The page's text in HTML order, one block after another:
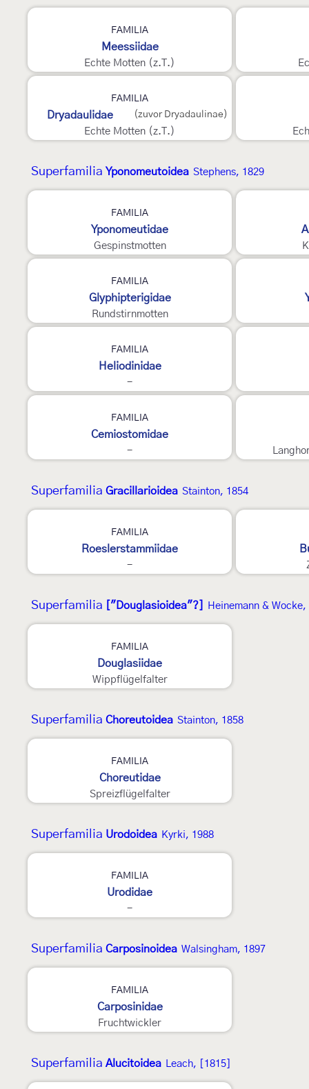
FAMILIA
Meessiidae
Echte Motten (z.T.)
FAMILIA
Dryadaulidae (zuvor Dryadaulinae)
Echte Motten (z.T.)
Superfamilia Yponomeutoidea Stephens, 1829
FAMILIA
Yponomeutidae
Gespinstmotten
FAMILIA
Glyphipterigidae
Rundstirnmotten
FAMILIA
Heliodinidae
-
FAMILIA
Cemiostomidae
-
Superfamilia Gracillarioidea Stainton, 1854
FAMILIA
Roeslerstammiidae
-
Superfamilia ["Douglasioidea"?] Heinemann & Wocke,
FAMILIA
Douglasiidae
Wippflügelfalter
Superfamilia Choreutoidea Stainton, 1858
FAMILIA
Choreutidae
Spreizflügelfalter
Superfamilia Urodoidea Kyrki, 1988
FAMILIA
Urodidae
-
Superfamilia Carposinoidea Walsingham, 1897
FAMILIA
Carposinidae
Fruchtwickler
Superfamilia Alucitoidea Leach, [1815]